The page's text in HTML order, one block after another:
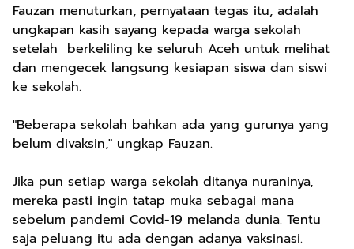
Fauzan menuturkan, pernyataan tegas itu, adalah
ungkapan kasih sayang kepada warga sekolah
setelah berkeliling ke seluruh Aceh untuk melihat
dan mengecek langsung kesiapan siswa dan siswi
ke sekolah.
"Beberapa sekolah bahkan ada yang gurunya yang
belum divaksin," ungkap Fauzan.
Jika pun setiap warga sekolah ditanya nuraninya,
mereka pasti ingin tatap muka sebagai mana
sebelum pandemi Covid-19 melanda dunia. Tentu
saja peluang itu ada dengan adanya vaksinasi.